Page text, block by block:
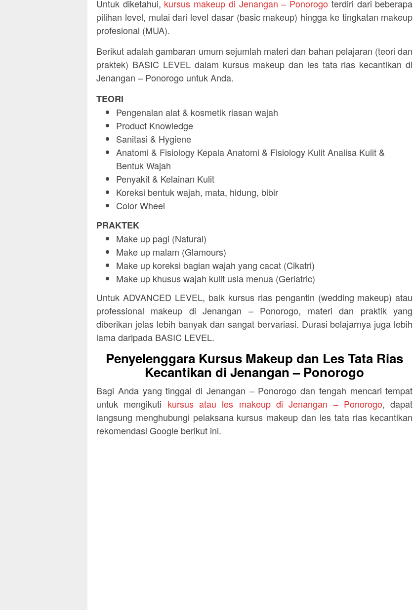
Untuk diketahui, kursus makeup di Jenangan – Ponorogo terdiri dari beberapa
pilihan level, mulai dari level dasar (basic makeup) hingga ke tingkatan makeup
profesional (MUA).
Berikut adalah gambaran umum sejumlah materi dan bahan pelajaran (teori dan
praktek) BASIC LEVEL dalam kursus makeup dan les tata rias kecantikan di
Jenangan – Ponorogo untuk Anda.
TEORI
Pengenalan alat & kosmetik riasan wajah
Product Knowledge
Sanitasi & Hygiene
Anatomi & Fisiology Kepala Anatomi & Fisiology Kulit Analisa Kulit &
Bentuk Wajah
Penyakit & Kelainan Kulit
Koreksi bentuk wajah, mata, hidung, bibir
Color Wheel
PRAKTEK
Make up pagi (Natural)
Make up malam (Glamours)
Make up koreksi bagian wajah yang cacat (Cikatri)
Make up khusus wajah kulit usia menua (Geriatric)
Untuk ADVANCED LEVEL, baik kursus rias pengantin (wedding makeup) atau
professional makeup di Jenangan – Ponorogo, materi dan praktik yang
diberikan jelas lebih banyak dan sangat bervariasi. Durasi belajarnya juga lebih
lama daripada BASIC LEVEL.
Penyelenggara Kursus Makeup dan Les Tata Rias
Kecantikan di Jenangan – Ponorogo
Bagi Anda yang tinggal di Jenangan – Ponorogo dan tengah mencari tempat
untuk mengikuti kursus atau les makeup di Jenangan – Ponorogo, dapat
langsung menghubungi pelaksana kursus makeup dan les tata rias kecantikan
rekomendasi Google berikut ini.